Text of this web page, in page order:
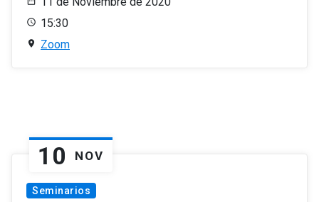
15:30
Zoom
10 NOV
Seminarios